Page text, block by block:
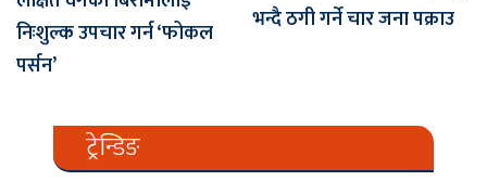
निःशुल्क उपचार गर्न ‘फोकल
पर्सन’
भन्दै ठगी गर्ने चार जना पक्राउ
ट्रेन्डिङ